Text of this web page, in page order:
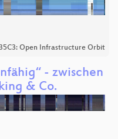
35C3: Open Infrastructure Orbit
- zwischen
& Co.